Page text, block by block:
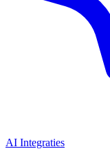
AI Integraties